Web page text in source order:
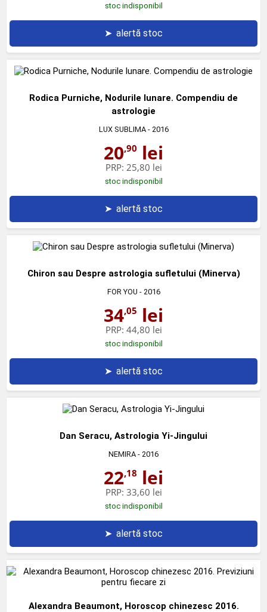
stoc indisponibil
➤ alertă stoc
Rodica Purniche, Nodurile lunare. Compendiu de
astrologie
LUX SUBLIMA- 2016
20,90 lei
PRP: 25,80 lei
stoc indisponibil
➤ alertă stoc
Chiron sau Despre astrologia sufletului (Minerva)
FOR YOU - 2016
34,05 lei
PRP: 44,80 lei
stoc indisponibil
➤ alertă stoc
Dan Seracu, Astrologia Yi-Jingului
NEMIRA - 2016
22,18 lei
PRP: 33,60 lei
stoc indisponibil
➤ alertă stoc
Alexandra Beaumont, Horoscop chinezesc 2016.